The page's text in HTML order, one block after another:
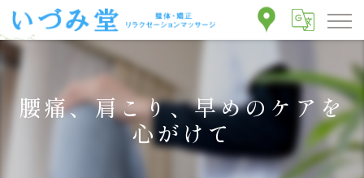
腰痛、肩こり、早めのケアを
心がけて